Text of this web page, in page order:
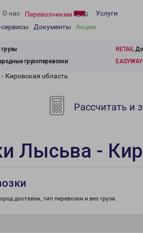
О нас Перевозчикам
Услуги
Документы Акции
RETAIL
грузоперевозки EASYWAY
Кировская область
Рассчитать и
Лысьва -
доставки, тип перевозки и вес груза.